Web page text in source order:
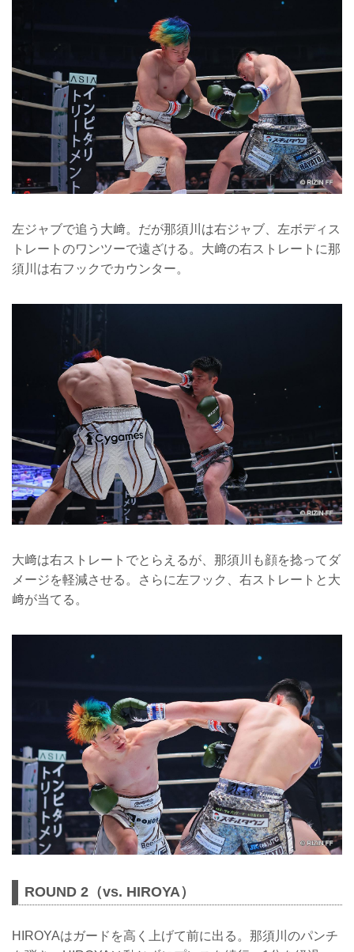
左ジャブで追う大﨑。だが那須川は右ジャブ、左ボディス
トレートのワンツーで遠ざける。大﨑の右ストレートに那
須川は右フックでカウンター。
大﨑は右ストレートでとらえるが、那須川も顔を捻ってダ
メージを軽減させる。さらに左フック、右ストレートと大
﨑が当てる。
ROUND 2（vs. HIROYA）
HIROYAはガードを高く上げて前に出る。那須川のパンチ